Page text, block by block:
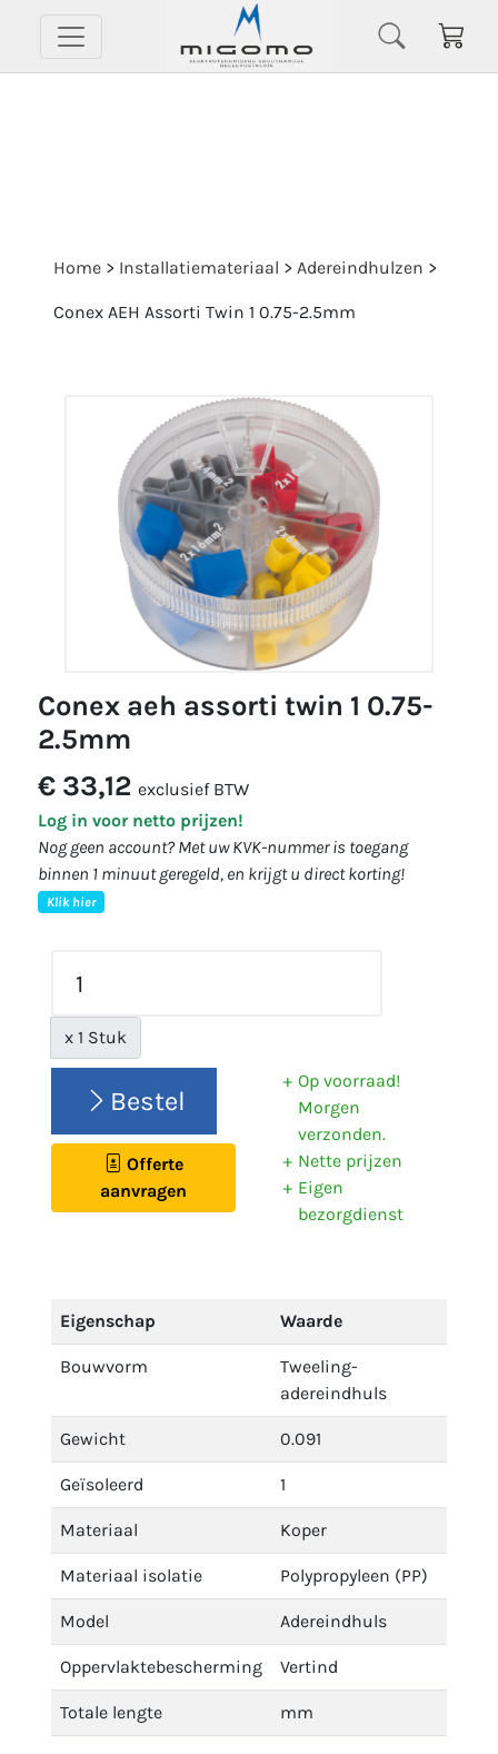
Home > Installatiemateriaal > Adereindhulzen >
Conex AEH Assorti Twin 1 0.75-2.5mm
conex aeh assorti twin 1 0.75-
2.5mm
€ 33,12 exclusief BTW
Log in voor netto prijzen!
Nog geen account? Met uw KVK-nummer is toegang
binnen 1 minuut geregeld, en krijgt u direct korting!
Klik hier
x 1 Stuk
Bestel
Offerte
aanvragen
Op voorraad!
Morgen
verzonden.
Nette prijzen
Eigen
bezorgdienst
Eigenschap Waarde
Bouwvorm
Tweeling-
adereindhuls
Gewicht 0.091
Geïsoleerd 1
Materiaal Koper
Materiaal isolatie Polypropyleen (PP)
Model Adereindhuls
Oppervlaktebescherming Vertind
Totale lengte mm